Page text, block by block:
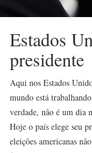
Estados
presidente
Aqui nos Estados
mundo está
verdade, não é um dia
Hoje o país elege seu
eleições americanas